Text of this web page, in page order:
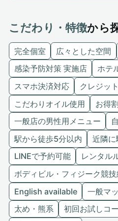
こだわり・特徴から
完全個室 広々とした空間
感染予防対策 実施店
ホテ
スマホ決済対応
クレジッ
こだわりオイル使用
お得
一般店の男性用メニュー
駅から徒歩5分以内
近隣に
LINEで予約可能
レンタル
ボディビル・フィジーク競
English available
一般マ
太め・熊系
初回お試しコ